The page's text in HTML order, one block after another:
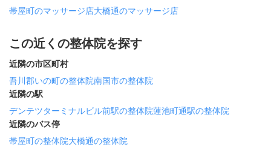
帯屋町のマッサージ店大橋通のマッサージ店
この近くの整体院を探す
近隣の市区町村
吾川郡いの町の整体院南国市の整体院
近隣の駅
デンテツターミナルビル前駅の整体院蓮池町通駅の整体院
近隣のバス停
帯屋町の整体院大橋通の整体院